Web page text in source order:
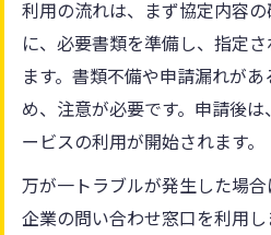
利用の流れは、まず協定内容
に、必要書類を準備し、指定
ます。書類不備や申請漏れが
め、注意が必要です。申請後
ービスの利用が開始されます。
万が一トラブルが発生した場
企業の問い合わせ窓口を利用